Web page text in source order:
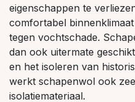
eigenschappen te
comfortabel
tegen vochtschade.
dan ook uitermate
en het isoleren van
werkt schapenwol ook
isolatiemateriaal.